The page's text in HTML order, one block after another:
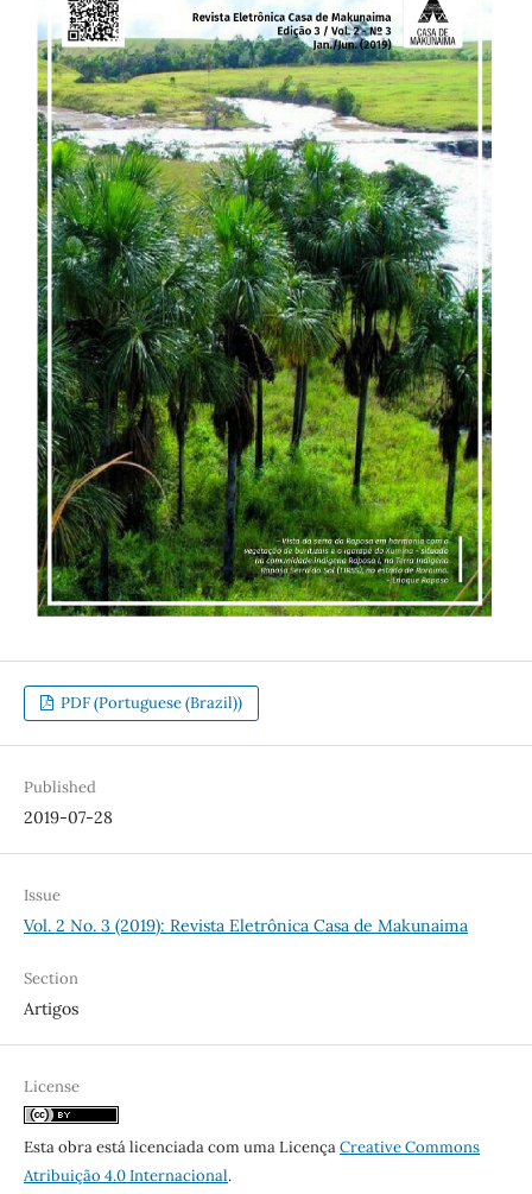
PDF (Portuguese (Brazil))
Published
2019-07-28
Issue
Vol. 2 No. 3 (2019): Revista Eletrônica Casa de Makunaima
Section
Artigos
License
Esta obra está licenciada com uma LicençaCreative Commons
Atribuição 4.0 Internacional.